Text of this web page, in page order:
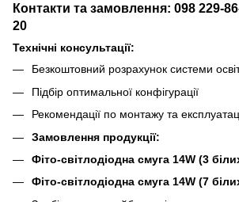
Контакти та замовлення: 098 229-
20
Технічні консультації:
Безкоштовний розрахунок системи
Підбір оптимальної конфігурації
Рекомендації по монтажу та
Замовлення продукції:
Фіто-світлодіодна смуга 14W (3
Фіто-світлодіодна смуга 14W (7